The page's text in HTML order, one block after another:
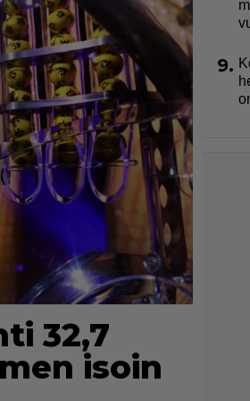
32,7
isoin
9.